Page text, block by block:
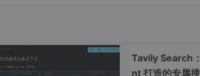
Tavily Search
nt 打造的专属